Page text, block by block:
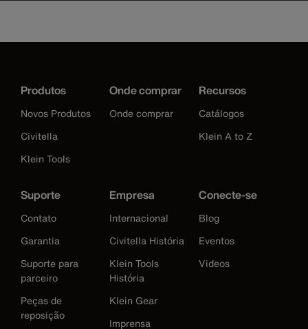
Produtos
Novos Produtos
Civitella
Klein Tools
Onde comprar
Onde comprar
Recursos
Catálogos
Klein A to Z
Suporte
Contato
Garantia
Suporte para
parceiro
Peças de
reposição
Empresa
Internacional
Civitella História
Klein Tools
História
Klein Gear
Imprensa
Conecte-se
Blog
Eventos
Videos